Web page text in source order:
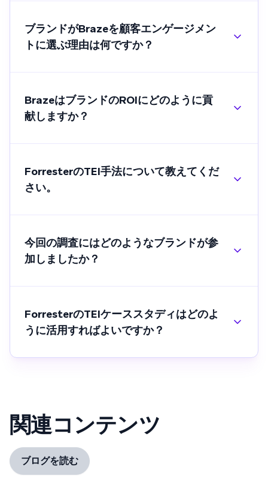
ブランドがBrazeを顧客エンゲージメン
トに選ぶ理由は何ですか？
BrazeはブランドのROIにどのように貢
献しますか？
ForresterのTEI手法について教えてくだ
さい。
今回の調査にはどのようなブランドが参
加しましたか？
ForresterのTEIケーススタディはどのよ
うに活用すればよいですか？
関連コンテンツ
ブログを読む